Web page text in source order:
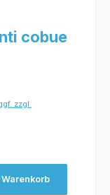
cobue
zzgl.